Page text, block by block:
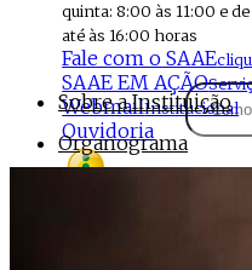
quinta: 8:00 às 11:00 e
até às 16:00 horas
Fale com o SAAE
SAAE EM AÇÃO
WebmailInstitucional
Ouvidoria
Sobre a Instituição
Organograma